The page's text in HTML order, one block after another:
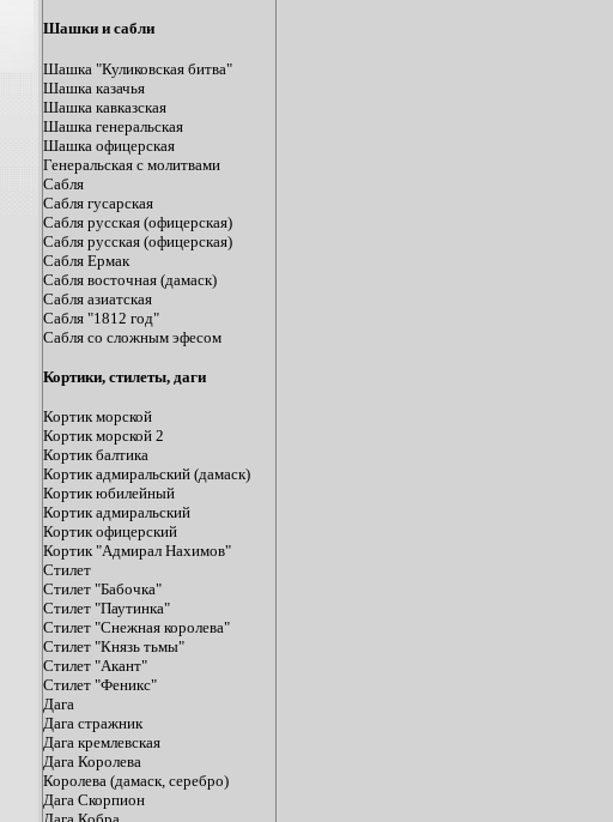
Шашки и сабли
Шашка "Куликовская битва"
Шашка казачья
Шашка кавказская
Шашка генеральская
Шашка офицерская
Генеральская с молитвами
Сабля
Сабля гусарская
Сабля русская (офицерская)
Сабля русская (офицерская)
Сабля Ермак
Cабля восточная (дамаск)
Сабля азиатская
Сабля "1812 год"
Сабля со сложным эфесом
Кортики, стилеты, даги
Кортик морской
Кортик морской 2
Кортик балтика
Кортик адмиральский (дамаск)
Кортик юбилейный
Кортик адмиральский
Кортик офицерский
Кортик "Адмирал Нахимов"
Стилет
Стилет "Бабочка"
Стилет "Паутинка"
Стилет "Снежная королева"
Стилет "Князь тьмы"
Стилет "Акант"
Стилет "Феникс"
Дага
Дага стражник
Дага кремлевская
Дага Королева
Королева (дамаск, серебро)
Дага Скорпион